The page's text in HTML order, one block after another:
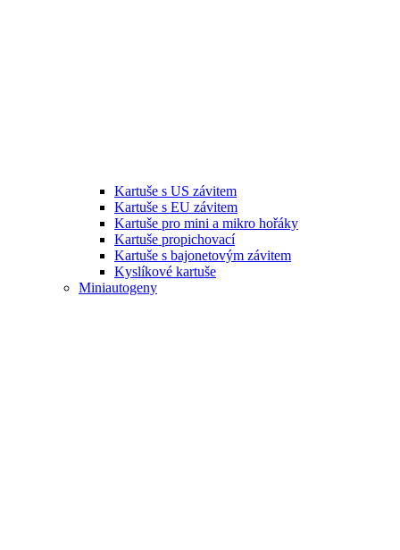
Kartuše s US závitem
Kartuše s EU závitem
Kartuše pro mini a mikro hořáky
Kartuše propichovací
Kartuše s bajonetovým závitem
Kyslíkové kartuše
Miniautogeny